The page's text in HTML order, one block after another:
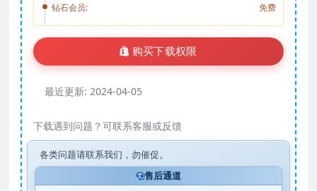
钻石会员:
免费
购买下载权限
最近更新: 2024-04-05
下载遇到问题？可联系客服或反馈
各类问题请联系我们，勿催促。
售后通道